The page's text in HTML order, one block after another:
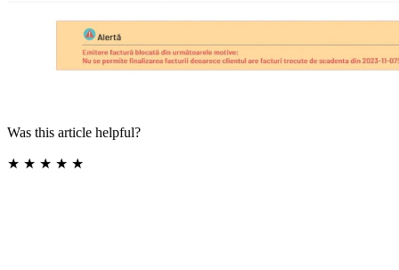
Was this article helpful?
★ ★ ★ ★ ★